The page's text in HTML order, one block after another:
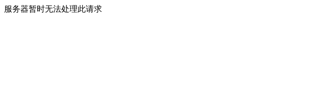
服务器暂时无法处理此请求